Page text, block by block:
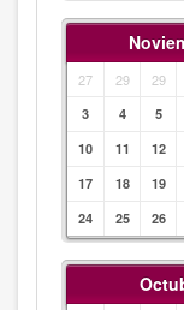
27 29 29
3
4 5
10
11 12
17
18 19
24
25 26